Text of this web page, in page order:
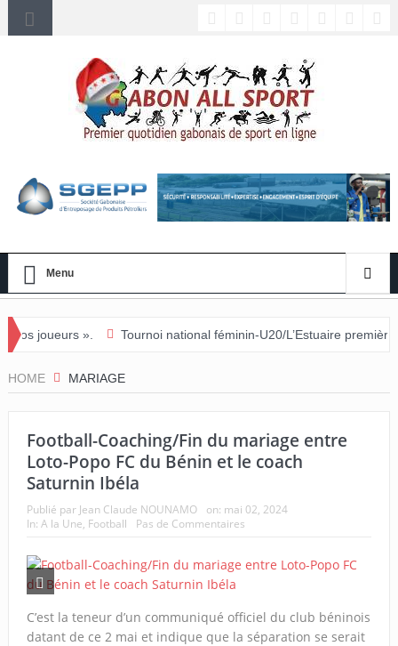
Menu
Tournoi national féminin-U20/L’Estuaire première équipe qualifiée
HOME MARIAGE
Football-Coaching/Fin du mariage entre
Loto-Popo FC du Bénin et le coach
Saturnin Ibéla
Publié par Jean Claude NOUNAMO on: mai 02, 2024
In: A la Une, Football Pas de Commentaires
C’est la teneur d’un communiqué officiel du club béninois
datant de ce 2 mai et indique que la séparation se serait